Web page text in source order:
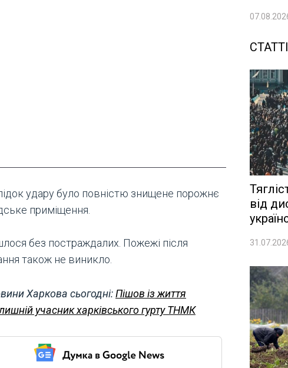
удару було повністю знищене порожнє
приміщення.
без постраждалих. Пожежі після
також не виникло.
Харкова сьогодні:Пішов із життя
учасник харківського гурту ТНМК
СТАТТІ
від